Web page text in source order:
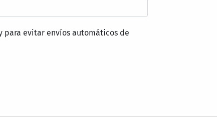
para evitar envíos automáticos de